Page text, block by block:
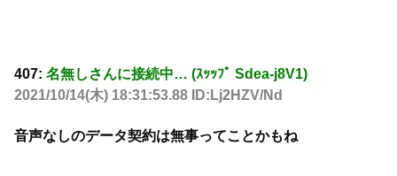
407: 名無しさんに接続中… (ｽｯｯﾌﾟ Sdea-j8V1)
2021/10/14(木) 18:31:53.88 ID:Lj2HZV/Nd
音声なしのデータ契約は無事ってことかもね